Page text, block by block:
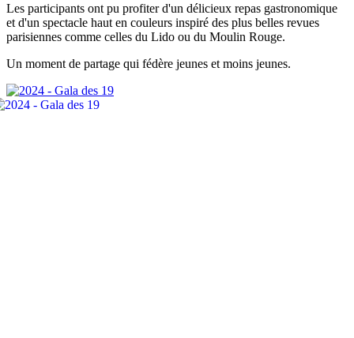
Les participants ont pu profiter d'un délicieux repas gastronomique
et d'un spectacle haut en couleurs inspiré des plus belles revues
parisiennes comme celles du Lido ou du Moulin Rouge.
Un moment de partage qui fédère jeunes et moins jeunes.